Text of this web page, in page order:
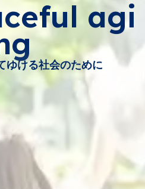
agi
ゆける社会のために